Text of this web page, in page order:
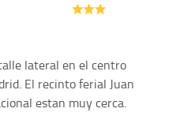
lateral en el centro
El recinto ferial Juan
estan muy cerca.